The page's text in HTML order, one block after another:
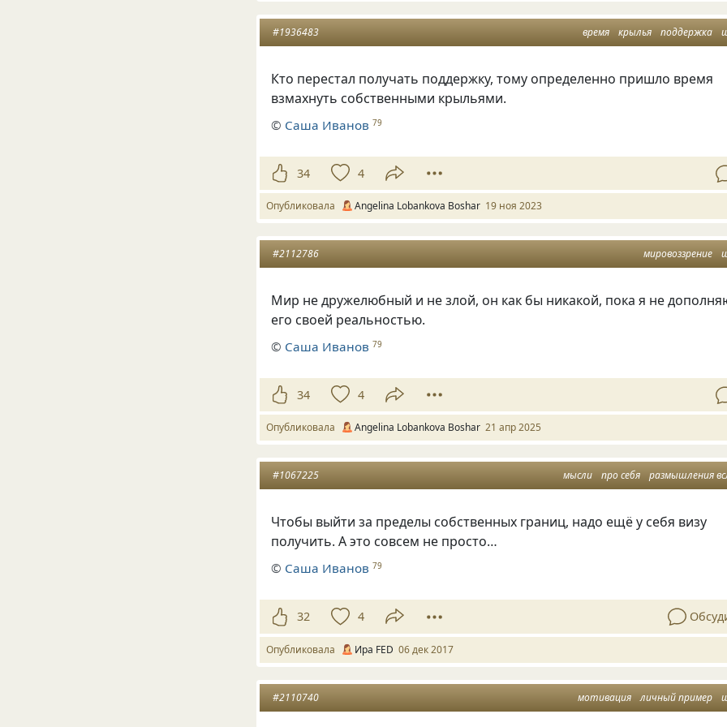
время крылья поддержка
#1936483
Кто перестал получать поддержку, тому определенно пришло время
взмахнуть собственными крыльями.
© Саша Иванов 79
34 4
Опубликовала Angelina Lobankova Boshar 19 ноя 2023
мировоззрение
#2112786
Мир не дружелюбный и не злой, он как бы никакой, пока я не
его своей реальностью.
© Саша Иванов 79
34 4
Опубликовала Angelina Lobankova Boshar 21 апр 2025
мысли про себя размышления
#1067225
Чтобы выйти за пределы собственных границ, надо ещё у себя визу
получить. А это совсем не просто…
© Саша Иванов 79
32 4
Опубликовала Ира FED 06 дек 2017
мотивация личный пример
#2110740